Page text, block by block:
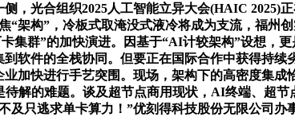
，光合组织2025人工智能立异大会(HAIC 2025)
架构”，冷板式取淹没式液冷将成为支流，福州
集群”的加快演进。因基于“AI计较架构”设想，
软件的全栈协同。但要正在国际合作中获得持
加快进行手艺突围。现场，架构下的高密度集
解的难题。谈及超节点商用现状，AI终端、超
只逃求单卡算力！”优刻得科技股份无限公司